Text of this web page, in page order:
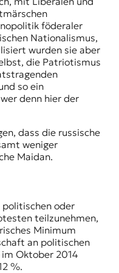
föderaler
Nationalismus,
wurden sie aber
die Patriotismus
so ein
denn hier der
dass die russische
weniger
Maidan.
politischen oder
teilzunehmen,
Minimum
an politischen
Oktober 2014
%.